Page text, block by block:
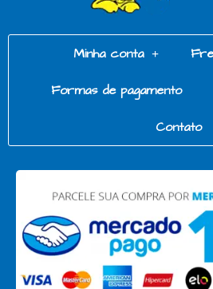
Minha conta
Formas de pagamento
Contato